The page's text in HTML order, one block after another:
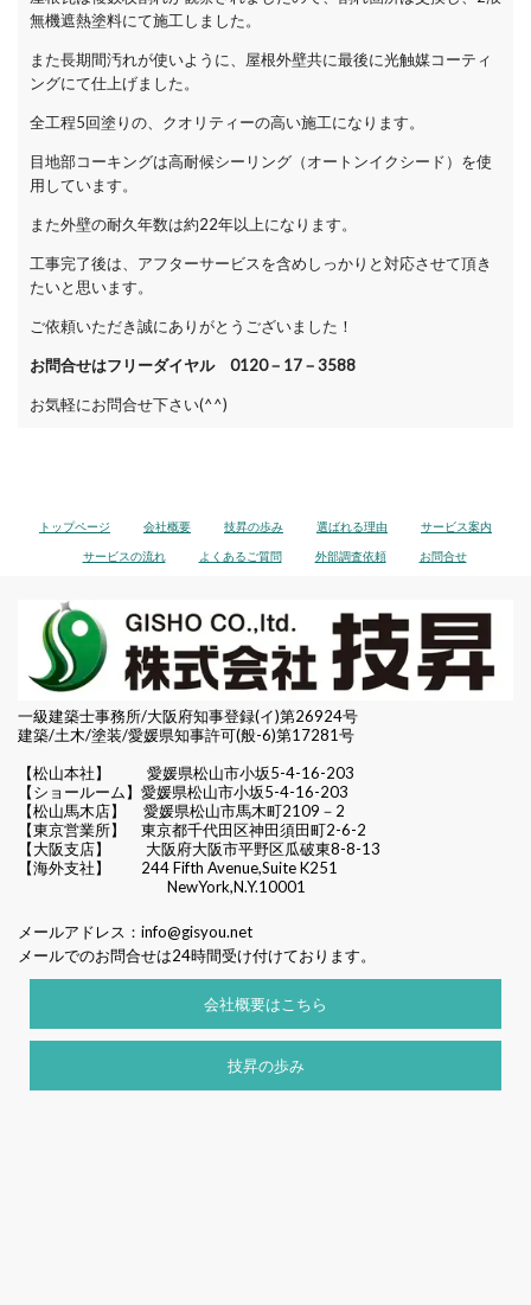
無機遮熱塗料にて施工しました。
また長期間汚れが使いように、屋根外壁共に最後に光触媒コーティ
ングにて仕上げました。
全工程5回塗りの、クオリティーの高い施工になります。
目地部コーキングは高耐候シーリング（オートンイクシード）を使
用しています。
また外壁の耐久年数は約22年以上になります。
工事完了後は、アフターサービスを含めしっかりと対応させて頂き
たいと思います。
ご依頼いただき誠にありがとうございました！
お問合せはフリーダイヤル 0120－17－3588
お気軽にお問合せ下さい(^^)
トップページ 会社概要 技昇の歩み 選ばれる理由 サービス案内
サービスの流れ よくあるご質問 外部調査依頼 お問合せ
一級建築士事務所/大阪府知事登録(イ)第26924号
建築/土木/塗装/愛媛県知事許可(般-6)第17281号
【松山本社】
愛媛県松山市小坂5-4-16-203
【ショールーム】愛媛県松山市小坂5-4-16-203
【松山馬木店】 愛媛県松山市馬木町2109－2
【東京営業所】 東京都千代田区神田須田町2-6-2
【大阪支店】 大阪府大阪市平野区瓜破東8-8-13
【海外支社】 244 Fifth Avenue,Suite K251
NewYork,N.Y.10001
メールアドレス： info@gisyou.net
メールでのお問合せは24時間受け付けております。
会社概要はこちら
技昇の歩み